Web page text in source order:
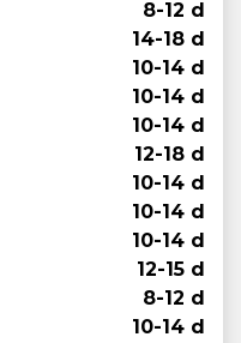
8-12 d
14-18 d
10-14 d
10-14 d
10-14 d
12-18 d
10-14 d
10-14 d
10-14 d
12-15 d
8-12 d
10-14 d